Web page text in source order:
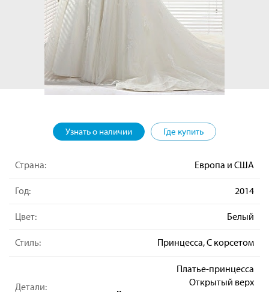
Узнать о наличии Где купить
Страна: Европа и США
Год: 2014
Цвет: Белый
Стиль: Принцесса, С корсетом
Детали:
Платье-принцесса
Открытый верх